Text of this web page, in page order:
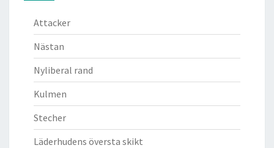
Attacker
Nästan
Nyliberal rand
Kulmen
Stecher
Läderhudens översta skikt